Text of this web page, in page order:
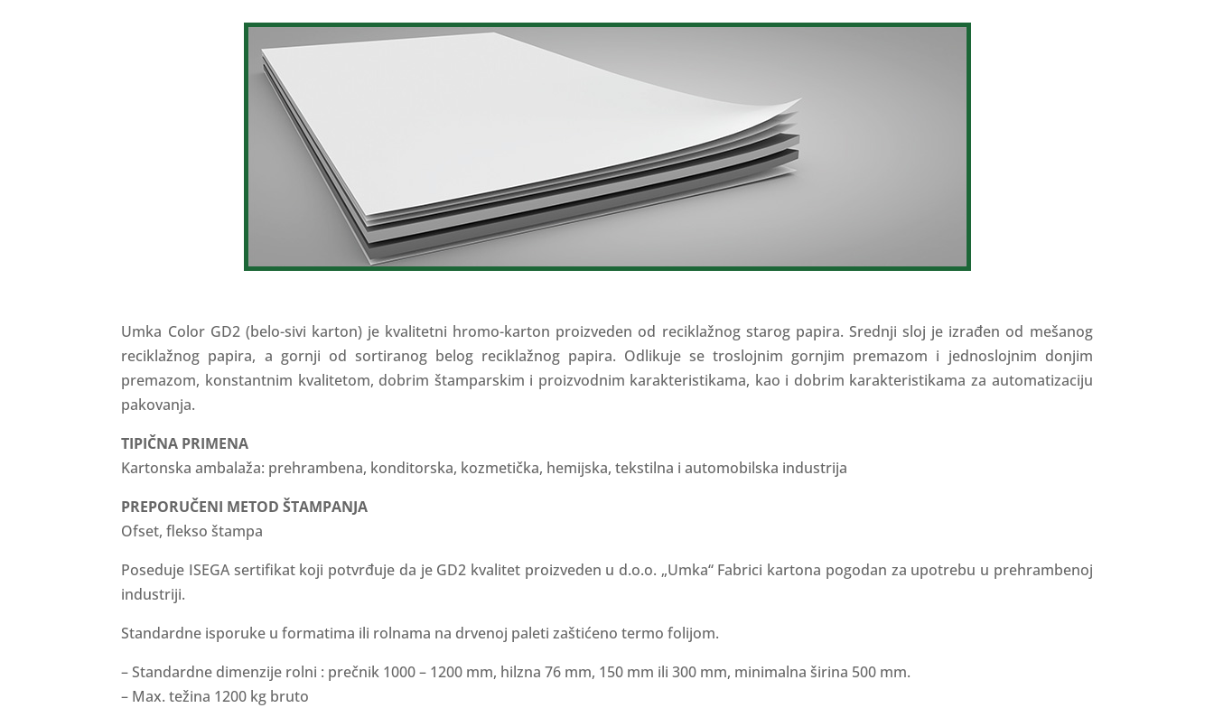
Umka Color GD2 (belo-sivi karton) je kvalitetni hromo-karton proizveden od reciklažnog starog papira. Srednji sloj je izrađen od mešanog
reciklažnog papira, a gornji od sortiranog belog reciklažnog papira. Odlikuje se troslojnim gornjim premazom i jednoslojnim donjim
premazom, konstantnim kvalitetom, dobrim štamparskim i proizvodnim karakteristikama, kao i dobrim karakteristikama za automatizaciju
pakovanja.
TIPIČNA PRIMENA
Kartonska ambalaža: prehrambena, konditorska, kozmetička, hemijska, tekstilna i automobilska industrija
PREPORUČENI METOD ŠTAMPANJA
Ofset, flekso štampa
Poseduje ISEGA sertifikat koji potvrđuje da je GD2 kvalitet proizveden u d.o.o. „Umka“ Fabrici kartona pogodan za upotrebu u prehrambenoj
industriji.
Standardne isporuke u formatima ili rolnama na drvenoj paleti zaštićeno termo folijom.
– Standardne dimenzije rolni : prečnik 1000 – 1200 mm, hilzna 76 mm, 150 mm ili 300 mm, minimalna širina 500 mm.
– Max. težina 1200 kg bruto